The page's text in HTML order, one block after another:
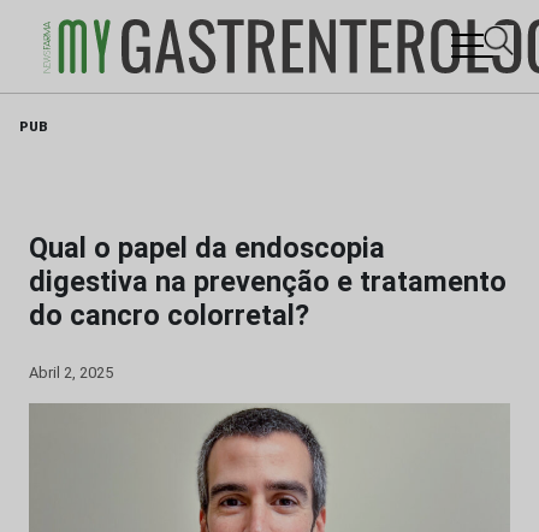
PUB
Qual o papel da endoscopia
digestiva na prevenção e tratamento
do cancro colorretal?
Abril 2, 2025